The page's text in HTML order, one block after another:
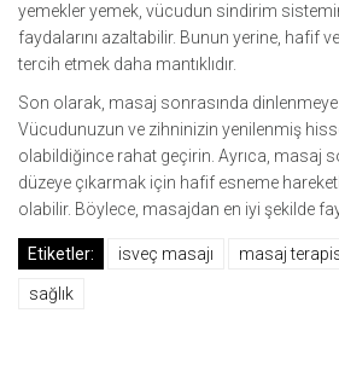
yemekler yemek, vücudun sindirim
faydalarını azaltabilir. Bunun yerine, hafif
tercih etmek daha mantıklıdır.
Son olarak, masaj sonrasında
Vücudunuzun ve zihninizin yenilenmiş
olabildiğince rahat geçirin. Ayrıca, masaj
düzeye çıkarmak için hafif esneme
olabilir. Böylece, masajdan en iyi şekilde
Etiketler: i̇sveç masajı masaj
sağlık